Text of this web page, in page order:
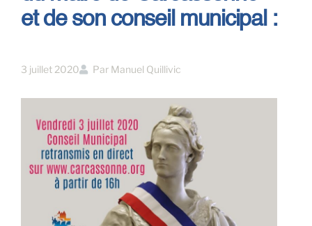
et de son conseil municipal :
3 juillet 2020 Par Manuel Quillivic